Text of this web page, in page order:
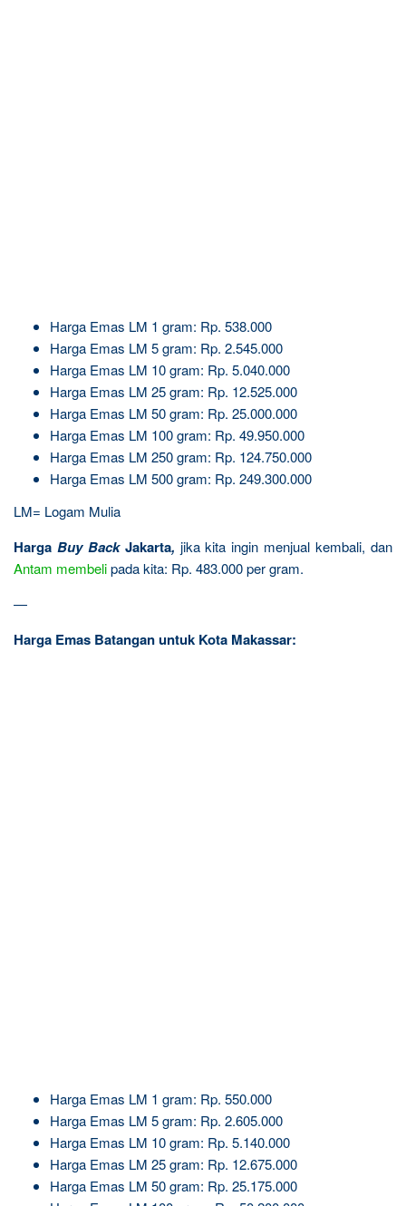
Harga Emas LM 1 gram: Rp. 538.000
Harga Emas LM 5 gram: Rp. 2.545.000
Harga Emas LM 10 gram: Rp. 5.040.000
Harga Emas LM 25 gram: Rp. 12.525.000
Harga Emas LM 50 gram: Rp. 25.000.000
Harga Emas LM 100 gram: Rp. 49.950.000
Harga Emas LM 250 gram: Rp. 124.750.000
Harga Emas LM 500 gram: Rp. 249.300.000
LM= Logam Mulia
Harga Buy Back Jakarta, jika kita ingin menjual kembali, dan
Antam membelipada kita: Rp. 483.000 per gram.
—
Harga Emas Batangan untuk Kota Makassar:
Harga Emas LM 1 gram: Rp. 550.000
Harga Emas LM 5 gram: Rp. 2.605.000
Harga Emas LM 10 gram: Rp. 5.140.000
Harga Emas LM 25 gram: Rp. 12.675.000
Harga Emas LM 50 gram: Rp. 25.175.000